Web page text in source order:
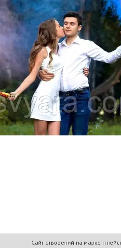
Сайт створений на маркетплейсі